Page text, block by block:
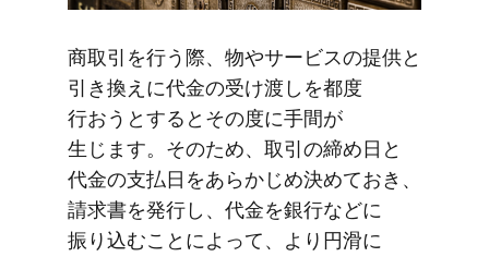
商取引を​行う際、​物や​サービスの​提供と​
引き換えに​代金の​受け渡しを​都度​
行おうと​すると​その​度に​手間が​
生じます。​その​ため、​取引の​締め日と​
代金の​支払日を​あらかじめ決めて​おき、​
請求書を​発行し、​代金を​銀行などに​
振り込むことに​よって、​より​円滑に​